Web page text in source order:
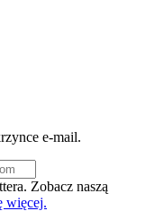
e-mail.
Zobacz naszą
więcej.